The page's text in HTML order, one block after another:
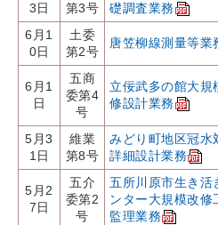
3日
第3号
礎調査業務
6月1
0日
土委
第2号
唐笠柳線測量等業
6月1
日
五商
委第4
号
立佞武多の館大規
修設計業務
5月3
1日
維業
第8号
みどり町地区冠水
詳細設計業務
5月2
7日
五介
委第2
号
五所川原市生き活
ンター大規模改修
監理業務